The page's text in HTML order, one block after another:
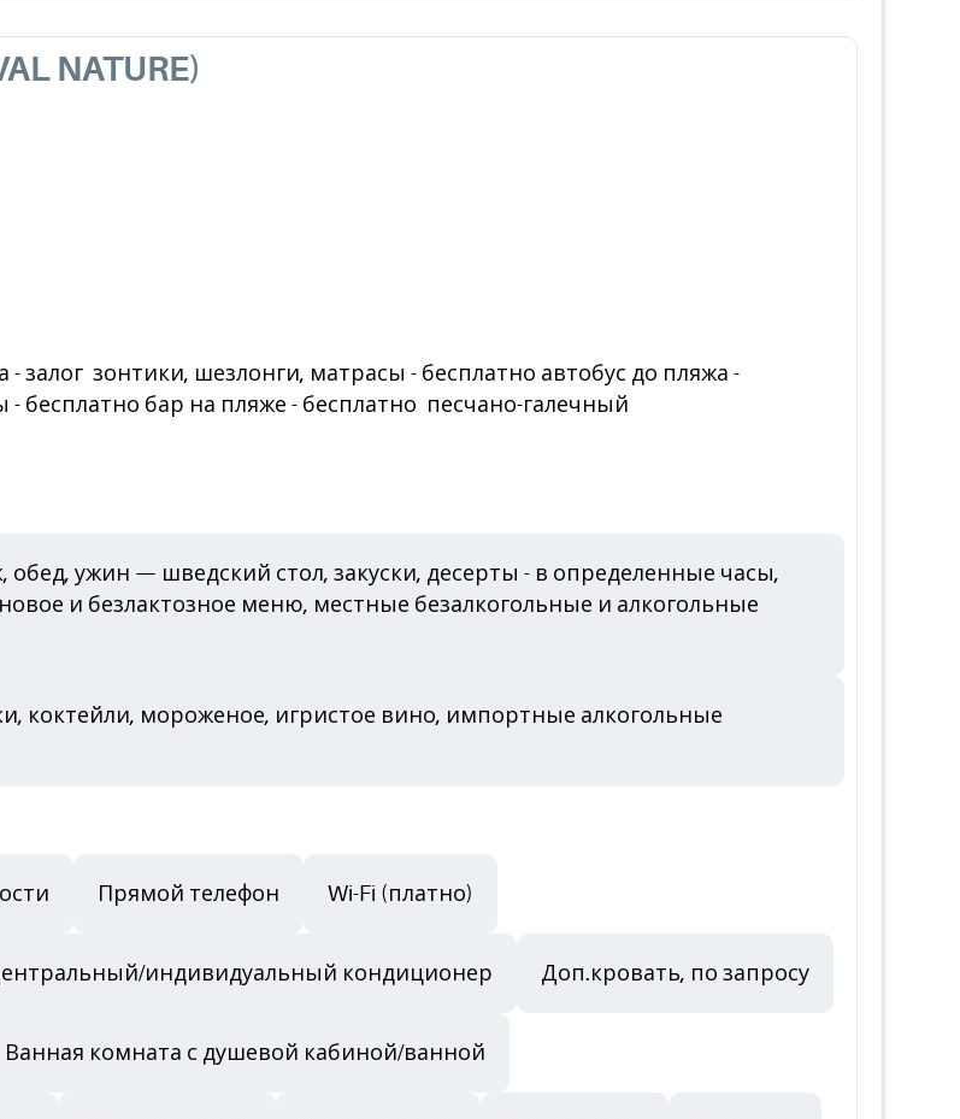
NATURE)
залог зонтики, шезлонги, матрасы - бесплатно автобус до пляжа -
бесплатно бар на пляже - бесплатно песчано-галечный
ужин — шведский стол, закуски, десерты - в определенные часы,
и безлактозное меню, местные безалкогольные и алкогольные
коктейли, мороженое, игристое вино, импортные алкогольные
Прямой телефон Wi-Fi (платно)
индивидуальный кондиционер Доп.кровать, по запросу
Ванная комната с душевой кабиной/ванной